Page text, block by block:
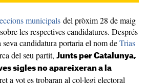
municipals del pròxim 28 de maig
les respectives candidatures. Després
candidatura portaria el nom deTrias
del seu partit, Junts per Catalunya,
sigles no apareixeran a la
a vot es trobaran al col·legi electoral